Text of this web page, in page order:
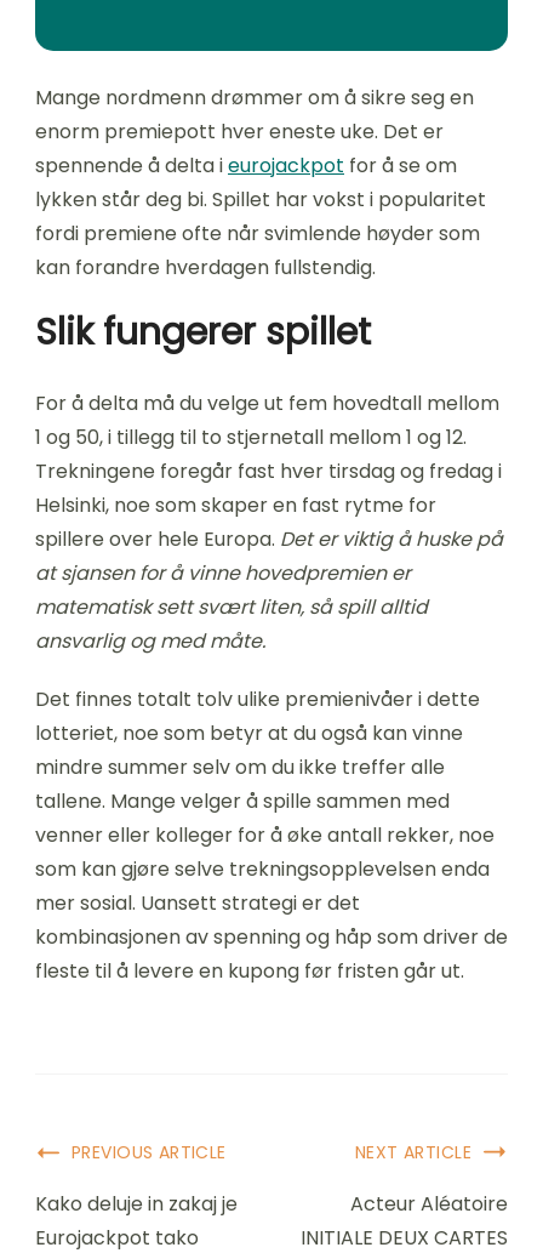
Mange nordmenn drømmer om å sikre seg en
enorm premiepott hver eneste uke. Det er
spennende å delta ieurojackpot for å se om
lykken står deg bi. Spillet har vokst i popularitet
fordi premiene ofte når svimlende høyder som
kan forandre hverdagen fullstendig.
Slik fungerer spillet
For å delta må du velge ut fem hovedtall mellom
1 og 50, i tillegg til to stjernetall mellom 1 og 12.
Trekningene foregår fast hver tirsdag og fredag i
Helsinki, noe som skaper en fast rytme for
spillere over hele Europa. Det er viktig å huske på
at sjansen for å vinne hovedpremien er
matematisk sett svært liten, så spill alltid
ansvarlig og med måte.
Det finnes totalt tolv ulike premienivåer i dette
lotteriet, noe som betyr at du også kan vinne
mindre summer selv om du ikke treffer alle
tallene. Mange velger å spille sammen med
venner eller kolleger for å øke antall rekker, noe
som kan gjøre selve trekningsopplevelsen enda
mer sosial. Uansett strategi er det
kombinasjonen av spenning og håp som driver de
fleste til å levere en kupong før fristen går ut.
Post
Navigation
PREVIOUS ARTICLE
Kako deluje in zakaj je
Eurojackpot tako
NEXT ARTICLE
Acteur Aléatoire
INITIALE DEUX CARTES